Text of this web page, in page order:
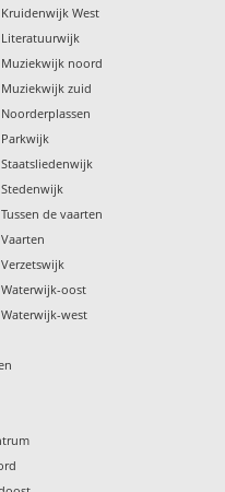
West
Literatuurwijk
noord
zuid
de vaarten
oost
west